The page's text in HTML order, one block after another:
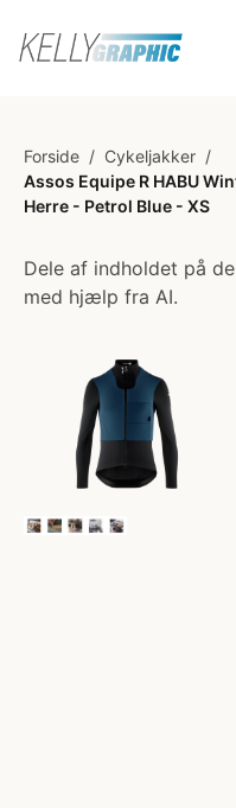
Forside / Cykeljakker /
Assos Equipe R HABU
Herre - Petrol Blue - XS
Dele af indholdet på
med hjælp fra AI.